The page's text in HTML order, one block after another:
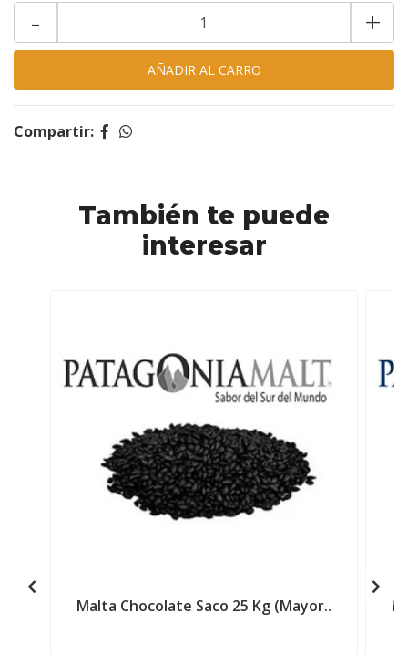
- +
Compartir:
También te puede
interesar
Malta Chocolate Saco 25 Kg (Mayor..